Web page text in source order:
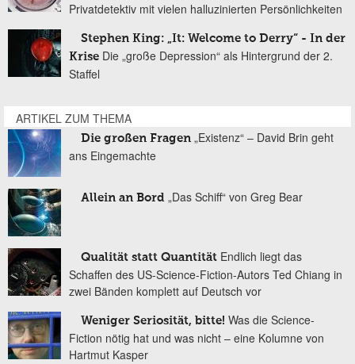
Privatdetektiv mit vielen halluzinierten Persönlichkeiten
Stephen King: „It: Welcome to Derry“ - In der
Krise Die „große Depression“ als Hintergrund der 2.
Staffel
ARTIKEL ZUM THEMA
Die großen Fragen „Existenz“ – David Brin geht
ans Eingemachte
Allein an Bord „Das Schiff“ von Greg Bear
Qualität statt Quantität Endlich liegt das
Schaffen des US-Science-Fiction-Autors Ted Chiang in
zwei Bänden komplett auf Deutsch vor
Weniger Seriosität, bitte! Was die Science-
Fiction nötig hat und was nicht – eine Kolumne von
Hartmut Kasper